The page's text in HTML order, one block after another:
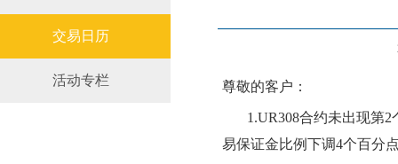
交易日历
活动专栏 尊敬的客户：
1.UR308合约未出现第2
易保证金比例下调4个百分